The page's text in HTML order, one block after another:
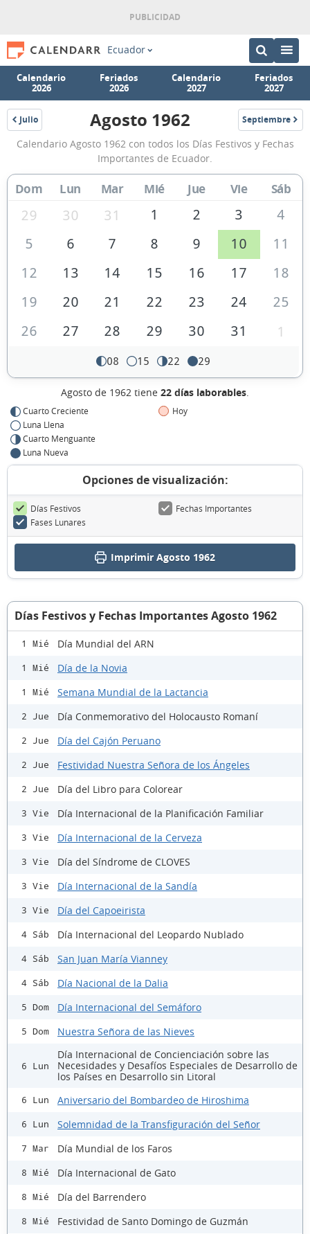
Ecuador
Calendario
2026
Feriados
2026
Calendario
2027
Feriados
2027
Julio
1962
Calendario
Agosto
1962
de
Ecuador
Agosto 1962 Septiembre
1962
Calendario Agosto 1962 con todos los Días Festivos y Fechas
Importantes de Ecuador.
Dom Lun Mar Mié Jue Vie Sáb
29 30 31 1 2 3
4
5
6 7 8 9 10
11
12
13 14 15 16 17
18
19
20 21 22 23 24
25
26
27 28 29 30 31 1
08 15 22 29
Agosto de 1962 tiene 22 días laborables.
Cuarto Creciente
Luna Llena
Cuarto Menguante
Luna Nueva
Hoy
Opciones de visualización:
Días Festivos
Fechas Importantes
Fases Lunares
Imprimir Agosto 1962
Días Festivos y Fechas Importantes Agosto 1962
1 Mié Día Mundial del ARN
1 Mié Día de la Novia
1 Mié Semana Mundial de la Lactancia
2 Jue Día Conmemorativo del Holocausto Romaní
2 Jue Día del Cajón Peruano
2 Jue Festividad Nuestra Señora de los Ángeles
2 Jue Día del Libro para Colorear
3 Vie Día Internacional de la Planificación Familiar
3 Vie Día Internacional de la Cerveza
3 Vie Día del Síndrome de CLOVES
3 Vie Día Internacional de la Sandía
3 Vie Día del Capoeirista
4 Sáb Día Internacional del Leopardo Nublado
4 Sáb San Juan María Vianney
4 Sáb Día Nacional de la Dalia
5 Dom Día Internacional del Semáforo
5 Dom Nuestra Señora de las Nieves
6 Lun
Día Internacional de Concienciación sobre las
Necesidades y Desafíos Especiales de Desarrollo de
los Países en Desarrollo sin Litoral
6 Lun Aniversario del Bombardeo de Hiroshima
6 Lun Solemnidad de la Transfiguración del Señor
7 Mar Día Mundial de los Faros
8 Mié Día Internacional de Gato
8 Mié Día del Barrendero
8 Mié Festividad de Santo Domingo de Guzmán